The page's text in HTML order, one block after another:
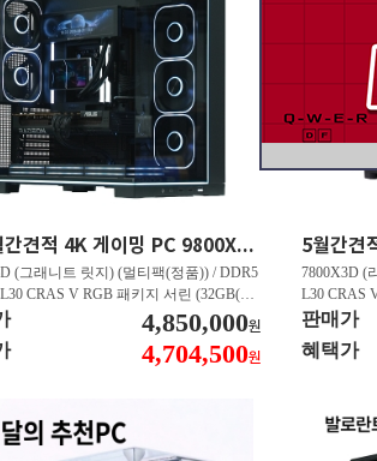
5월 월간견적 4K 게이밍 PC 9800X3D RTX 5070 Ti GY508
(그래니트 릿지) (멀티팩(정품)) / DDR5
CRAS V RGB 패키지 서린 (32GB(16
AORUS ELITE WIFI6E 피씨디렉
스 RTX 5070 Ti GAMING OC D7 16GB
트 / EXCERIA 히트싱크 M.2 NVMe (2T
4,850,000원
4,704,500원
7800X3D (
L30 CRAS
B850M
스 RTX
A 히트싱크
판매가
혜택가